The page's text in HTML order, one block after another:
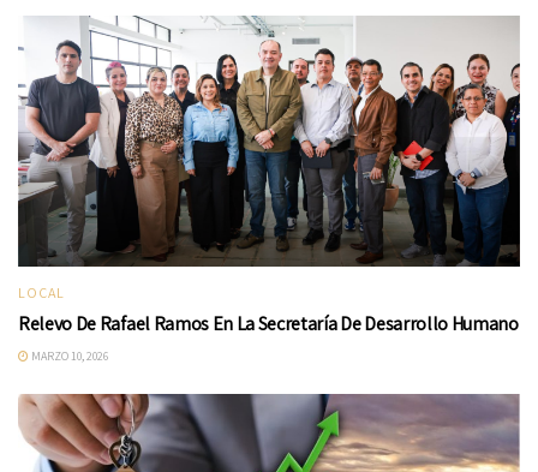
LOCAL
Relevo De Rafael Ramos En La Secretaría De Desarrollo Humano
MARZO 10, 2026